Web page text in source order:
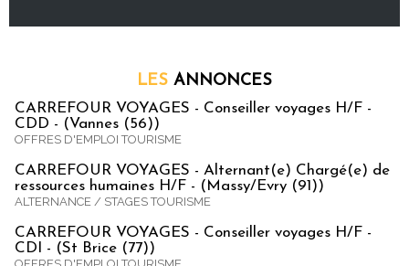
LES ANNONCES
CARREFOUR VOYAGES - Conseiller voyages H/F -
CDD - (Vannes (56))
OFFRES D'EMPLOI TOURISME
CARREFOUR VOYAGES - Alternant(e) Chargé(e) de
ressources humaines H/F - (Massy/Evry (91))
ALTERNANCE / STAGES TOURISME
CARREFOUR VOYAGES - Conseiller voyages H/F -
CDI - (St Brice (77))